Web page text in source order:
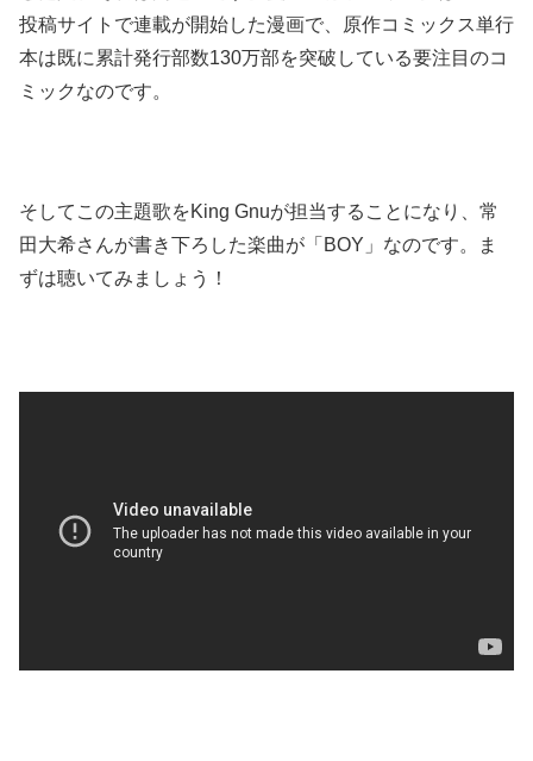
投稿サイトで連載が開始した漫画で、原作コミックス単行
本は既に累計発行部数130万部を突破している要注目のコ
ミックなのです。
そしてこの主題歌をKing Gnuが担当することになり、常
田大希さんが書き下ろした楽曲が「BOY」なのです。ま
ずは聴いてみましょう！